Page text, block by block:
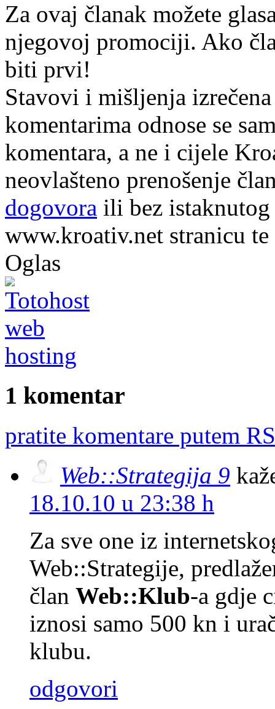
Za ovaj članak možete
njegovoj promociji. Ako
biti prvi!
Stavovi i mišljenja
komentarima odnose se
komentara, a ne i cijele
neovlašteno prenošenje
dogovora ili bez
www.kroativ.net stranicu te
Oglas
1 komentar
pratite komentare putem
Web::Strategija 9
18.10.10 u 23:38 h
Za sve one iz
Web::Strategije,
član Web::Klub-a gdje
iznosi samo 500 kn i
klubu.
odgovori